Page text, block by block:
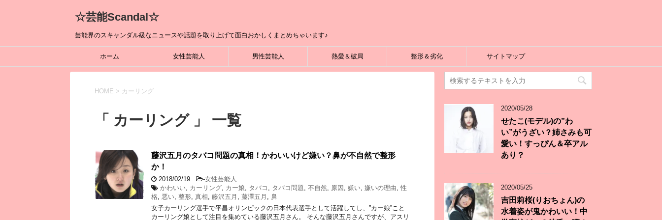
☆芸能Scandal☆
芸能界のスキャンダル級なニュースや話題を取り上げて面白おかしくまとめちゃいます♪
ホーム 女性芸能人 男性芸能人 熱愛＆破局 整形＆劣化 サイトマップ
HOME > カーリング
「 カーリング 」 一覧
藤沢五月のタバコ問題の真相！かわいいけど嫌い？鼻が不自然で整形
か！
2018/02/19 -女性芸能人
かわいい, カーリング, カー娘, タバコ , タバコ問題, 不自然, 原因 , 嫌い, 嫌いの理由, 性
格, 悪い, 整形, 真相, 藤沢五月 , 藤澤五月 , 鼻
女子カーリング選手で平昌オリンピックの日本代表選手として活躍してし、”カー娘”こと
カーリング娘として注目を集めている藤沢五月さん。 そんな藤沢五月さんですが、アスリ
2020/05/28
せたこ(モデル)の”わ
い”がうざい？姉さみも可
愛い！すっぴん＆卒アル
あり？
2020/05/25
吉田莉桜(りおちょん)の
水着姿が鬼かわいい！中